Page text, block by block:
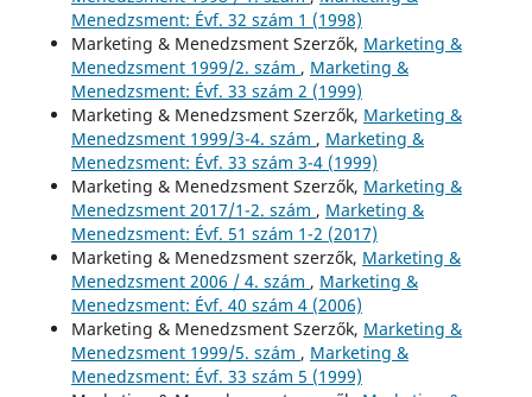
Menedzsment: Évf. 32 szám 1 (1998)
Marketing & Menedzsment Szerzők, Marketing &
Menedzsment 1999/2. szám , Marketing &
Menedzsment: Évf. 33 szám 2 (1999)
Marketing & Menedzsment Szerzők, Marketing &
Menedzsment 1999/3-4. szám , Marketing &
Menedzsment: Évf. 33 szám 3-4 (1999)
Marketing & Menedzsment Szerzők, Marketing &
Menedzsment 2017/1-2. szám , Marketing &
Menedzsment: Évf. 51 szám 1-2 (2017)
Marketing & Menedzsment szerzők, Marketing &
Menedzsment 2006 / 4. szám , Marketing &
Menedzsment: Évf. 40 szám 4 (2006)
Marketing & Menedzsment Szerzők, Marketing &
Menedzsment 1999/5. szám , Marketing &
Menedzsment: Évf. 33 szám 5 (1999)